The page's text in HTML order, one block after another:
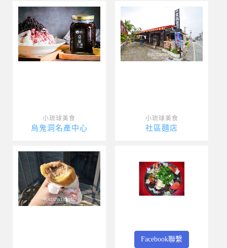
小琉球美食
烏鬼洞名產中心
小琉球美食
社區麵店
Facebook聯繫